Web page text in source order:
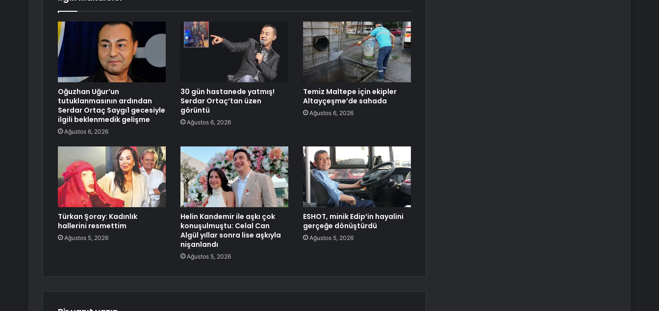
Oğuzhan Uğur’un
tutuklanmasının ardından
Serdar Ortaç Saygı1 gecesiyle
ilgili beklenmedik gelişme
Ağustos 6, 2026
30 gün hastanede yatmış!
Serdar Ortaç’tan üzen
görüntü
Ağustos 6, 2026
Temiz Maltepe için ekipler
Altayçeşme’de sahada
Ağustos 6, 2026
Türkan Şoray: Kadınlık
hallerini resmettim
Ağustos 5, 2026
Helin Kandemir ile aşkı çok
konuşulmuştu: Celal Can
Algül yıllar sonra lise aşkıyla
nişanlandı
Ağustos 5, 2026
ESHOT, minik Edip’in hayalini
gerçeğe dönüştürdü
Ağustos 5, 2026